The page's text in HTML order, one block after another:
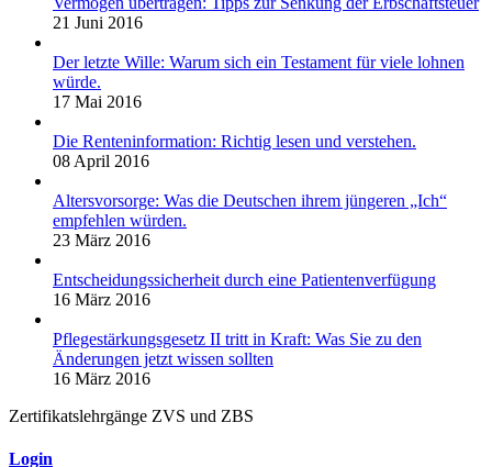
21 Juni 2016
Der letzte Wille: Warum sich ein Testament für viele lohnen
würde.
17 Mai 2016
Die Renteninformation: Richtig lesen und verstehen.
08 April 2016
Altersvorsorge: Was die Deutschen ihrem jüngeren „Ich“
empfehlen würden.
23 März 2016
Entscheidungssicherheit durch eine Patientenverfügung
16 März 2016
Pflegestärkungsgesetz II tritt in Kraft: Was Sie zu den
Änderungen jetzt wissen sollten
16 März 2016
Zertifikatslehrgänge ZVS und ZBS
Login